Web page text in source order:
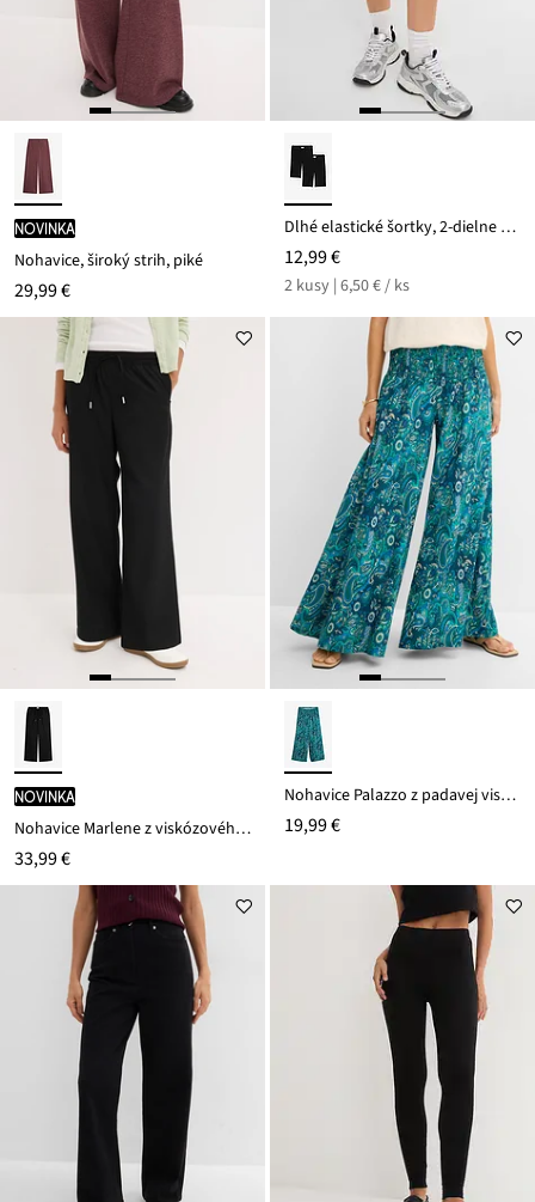
novinka
Nohavice, široký strih, piké
29,99 €
Dlhé elastické šortky, 2-dielne balenie
12,99 €
2 kusy | 6,50 € / ks
novinka
Nohavice Marlene z viskózového mixu
33,99 €
Nohavice Palazzo z padavej viskózy
19,99 €